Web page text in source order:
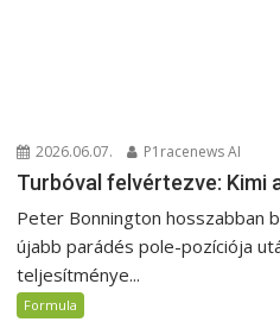
2026.06.07. P1racenews AI
Turbóval felvértezve: Kimi
Peter Bonnington hosszabban
újabb parádés pole-pozíciója
teljesítménye...
Formula